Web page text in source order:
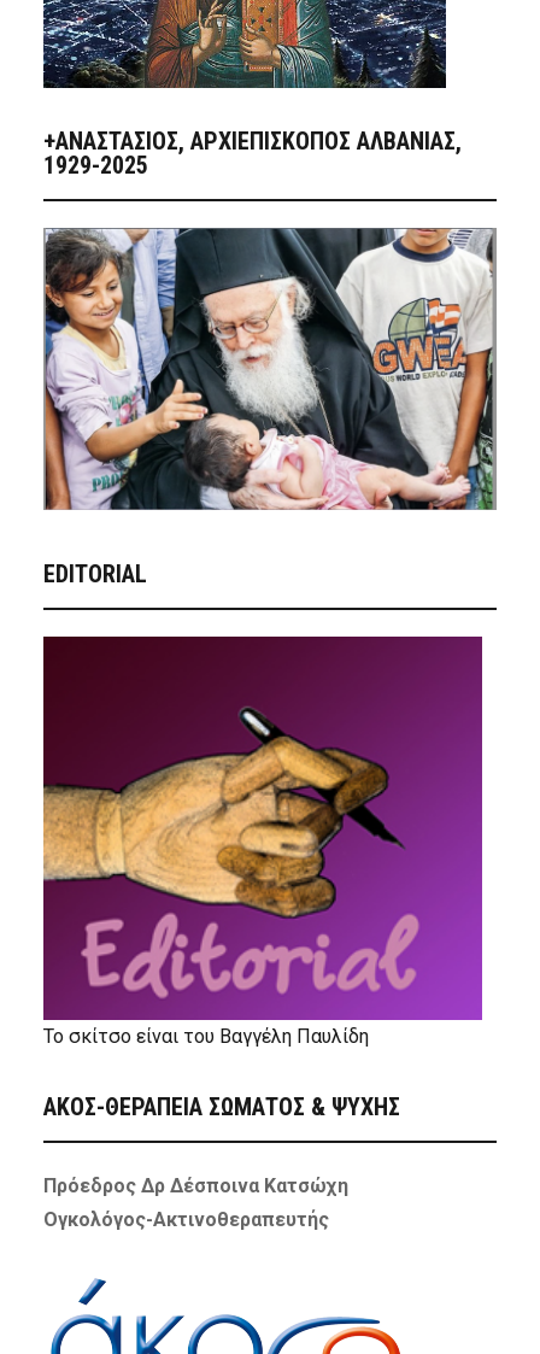
+ΑΝΑΣΤΆΣΙΟΣ, ΑΡΧΙΕΠΊΣΚΟΠΟΣ ΑΛΒΑΝΊΑΣ,
1929-2025
EDITORIAL
Το σκίτσο είναι του Βαγγέλη Παυλίδη
ΑΚΟΣ-ΘΕΡΑΠΕΙΑ ΣΩΜΑΤΟΣ & ΨΥΧΗΣ
Πρόεδρος Δρ Δέσποινα Κατσώχη
Ογκολόγος-Ακτινοθεραπευτής